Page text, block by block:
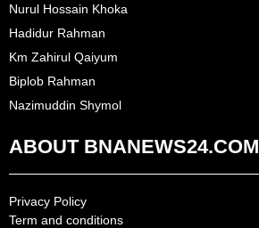
Nurul Hossain Khoka
Hadidur Rahman
Km Zahirul Qaiyum
Biplob Rahman
Nazimuddin Shymol
ABOUT BNANEWS24.COM
Privacy Policy
Term and conditions